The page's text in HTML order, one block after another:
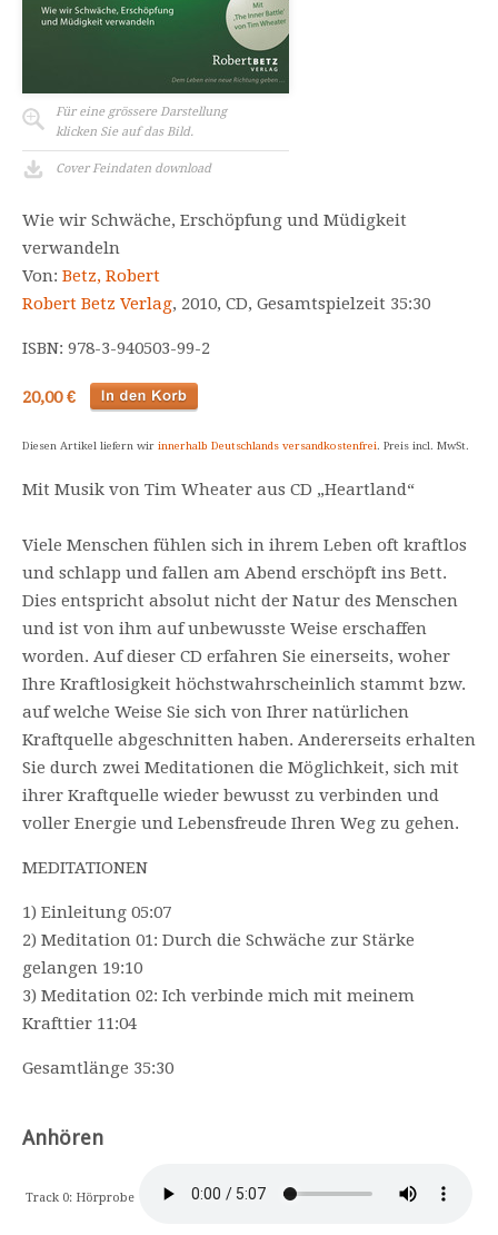
Für eine grössere Darstellung
klicken Sie auf das Bild.
Cover Feindaten download
Wie wir Schwäche, Erschöpfung und Müdigkeit
verwandeln
Von: Betz, Robert
Robert Betz Verlag, 2010, CD, Gesamtspielzeit 35:30
ISBN: 978-3-940503-99-2
20,00 €
Diesen Artikel liefern wir innerhalb Deutschlands versandkostenfrei. Preis incl. MwSt.
Mit Musik von Tim Wheater aus CD „Heartland“
Viele Menschen fühlen sich in ihrem Leben oft kraftlos
und schlapp und fallen am Abend erschöpft ins Bett.
Dies entspricht absolut nicht der Natur des Menschen
und ist von ihm auf unbewusste Weise erschaffen
worden. Auf dieser CD erfahren Sie einerseits, woher
Ihre Kraftlosigkeit höchstwahrscheinlich stammt bzw.
auf welche Weise Sie sich von Ihrer natürlichen
Kraftquelle abgeschnitten haben. Andererseits erhalten
Sie durch zwei Meditationen die Möglichkeit, sich mit
ihrer Kraftquelle wieder bewusst zu verbinden und
voller Energie und Lebensfreude Ihren Weg zu gehen.
MEDITATIONEN
1) Einleitung 05:07
2) Meditation 01: Durch die Schwäche zur Stärke
gelangen 19:10
3) Meditation 02: Ich verbinde mich mit meinem
Krafttier 11:04
Gesamtlänge 35:30
Anhören
Track 0: Hörprobe